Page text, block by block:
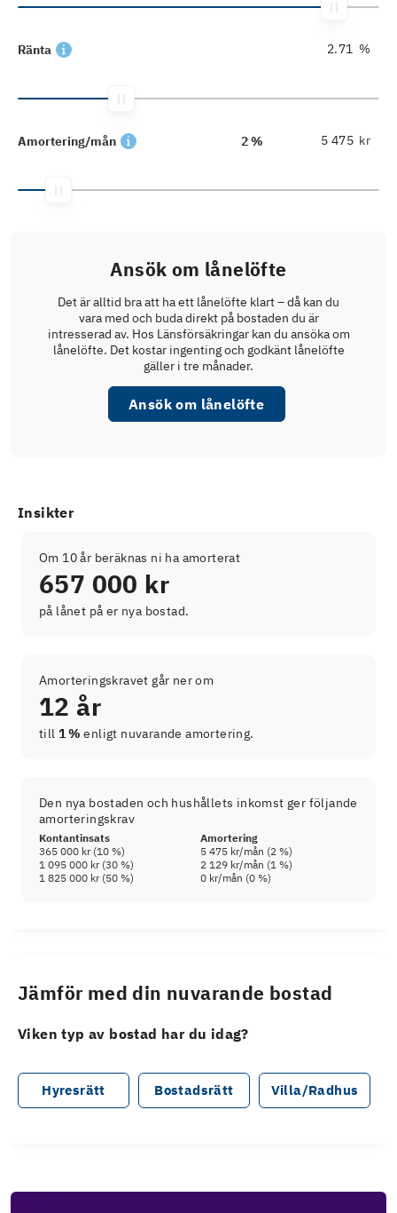
Ränta %
Amortering/mån 2 % kr
Ansök om lånelöfte
Det är alltid bra att ha ett lånelöfte klart – då kan du
vara med och buda direkt på bostaden du är
intresserad av. Hos Länsförsäkringar kan du ansöka om
lånelöfte. Det kostar ingenting och godkänt lånelöfte
gäller i tre månader.
Ansök om lånelöfte
Insikter
Om 10 år beräknas ni ha amorterat
657 000 kr
på lånet på er nya bostad.
Amorteringskravet går ner om
12 år
till 1 % enligt nuvarande amortering.
Den nya bostaden och hushållets inkomst ger följande
amorteringskrav
Kontantinsats
Amortering
365 000 kr(10 %) 5 475 kr/mån (2 %)
1 095 000 kr(30 %) 2 129 kr/mån (1 %)
1 825 000 kr(50 %) 0 kr/mån (0 %)
Jämför med din nuvarande bostad
Viken typ av bostad har du idag?
Hyresrätt Bostadsrätt Villa/Radhus